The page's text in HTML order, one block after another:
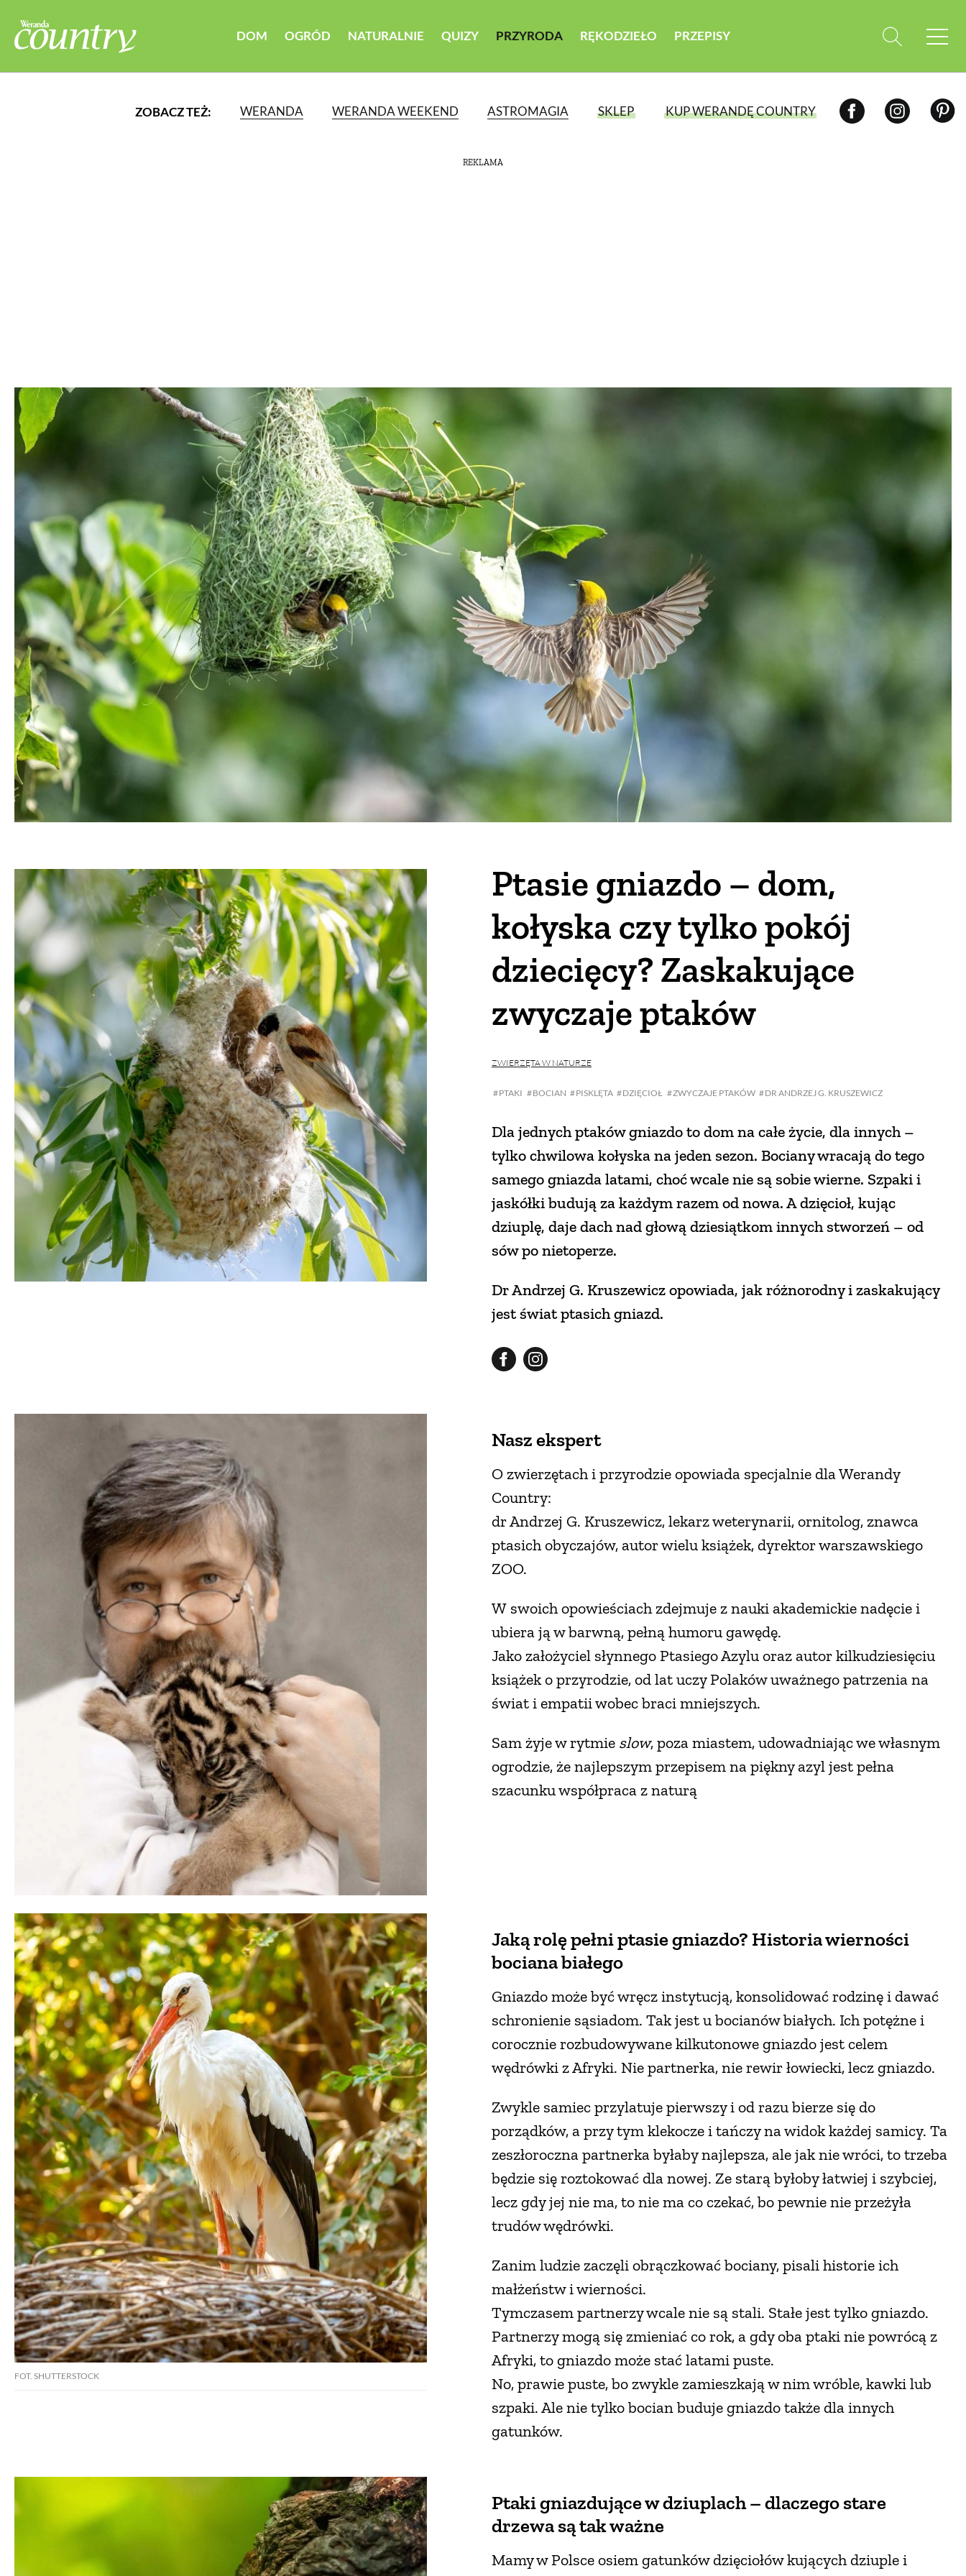
DOM OGRÓD NATURALNIE QUIZY PRZYRODA RĘKODZIEŁO PRZEPISY
ZOBACZ TEŻ: WERANDA WERANDA WEEKEND ASTROMAGIA SKLEP KUP WERANDĘ COUNTRY
REKLAMA
Ptasie gniazdo – dom,
kołyska czy tylko pokój
dziecięcy? Zaskakujące
zwyczaje ptaków
ZWIERZĘTA W NATURZE
PTAKI BOCIAN PISKLĘTA DZIĘCIOŁ ZWYCZAJE PTAKÓW DR ANDRZEJ G. KRUSZEWICZ
Dla jednych ptaków gniazdo to dom na całe życie, dla innych –
tylko chwilowa kołyska na jeden sezon. Bociany wracają do tego
samego gniazda latami, choć wcale nie są sobie wierne. Szpaki i
jaskółki budują za każdym razem od nowa. A dzięcioł, kując
dziuplę, daje dach nad głową dziesiątkom innych stworzeń – od
sów po nietoperze.
Dr Andrzej G. Kruszewicz opowiada, jak różnorodny i zaskakujący
jest świat ptasich gniazd.
Nasz ekspert
O zwierzętach i przyrodzie opowiada specjalnie dla Werandy
Country:
dr Andrzej G. Kruszewicz, lekarz weterynarii, ornitolog, znawca
ptasich obyczajów, autor wielu książek, dyrektor warszawskiego
ZOO.
W swoich opowieściach zdejmuje z nauki akademickie nadęcie i
ubiera ją w barwną, pełną humoru gawędę.
Jako założyciel słynnego Ptasiego Azylu oraz autor kilkudziesięciu
książek o przyrodzie, od lat uczy Polaków uważnego patrzenia na
świat i empatii wobec braci mniejszych.
Sam żyje w rytmie slow, poza miastem, udowadniając we własnym
ogrodzie, że najlepszym przepisem na piękny azyl jest pełna
szacunku współpraca z naturą
FOT. SHUTTERSTOCK
Jaką rolę pełni ptasie gniazdo? Historia wierności
bociana białego
Gniazdo może być wręcz instytucją, konsolidować rodzinę i dawać
schronienie sąsiadom. Tak jest u bocianów białych. Ich potężne i
corocznie rozbudowywane kilkutonowe gniazdo jest celem
wędrówki z Afryki. Nie partnerka, nie rewir łowiecki, lecz gniazdo.
Zwykle samiec przylatuje pierwszy i od razu bierze się do
porządków, a przy tym klekocze i tańczy na widok każdej samicy. Ta
zeszłoroczna partnerka byłaby najlepsza, ale jak nie wróci, to trzeba
będzie się roztokować dla nowej. Ze starą byłoby łatwiej i szybciej,
lecz gdy jej nie ma, to nie ma co czekać, bo pewnie nie przeżyła
trudów wędrówki.
Zanim ludzie zaczęli obrączkować bociany, pisali historie ich
małżeństw i wierności.
Tymczasem partnerzy wcale nie są stali. Stałe jest tylko gniazdo.
Partnerzy mogą się zmieniać co rok, a gdy oba ptaki nie powrócą z
Afryki, to gniazdo może stać latami puste.
No, prawie puste, bo zwykle zamieszkają w nim wróble, kawki lub
szpaki. Ale nie tylko bocian buduje gniazdo także dla innych
gatunków.
Ptaki gniazdujące w dziuplach – dlaczego stare
drzewa są tak ważne
Mamy w Polsce osiem gatunków dzięciołów kujących dziuple i
OGRÓD WARZYWA I OWOCE ROŚLINY OGRODOWE PORADY ZIELEŃ W DOMU
PROJEKTOWANIE OGRODU NATURALNIE URODA
DLA DOMU EKO ŻYCIE PRZYRODA
ZWIERZĘTA W NATURZE GRZYBY KRAJOBRAZ
ZWYCZAJE ZRÓB TO SAM PRZEPISY ŚNIADANIA
DANIA GŁÓWNE CIASTA I DESERY DODATKI PRZETWORY INNE